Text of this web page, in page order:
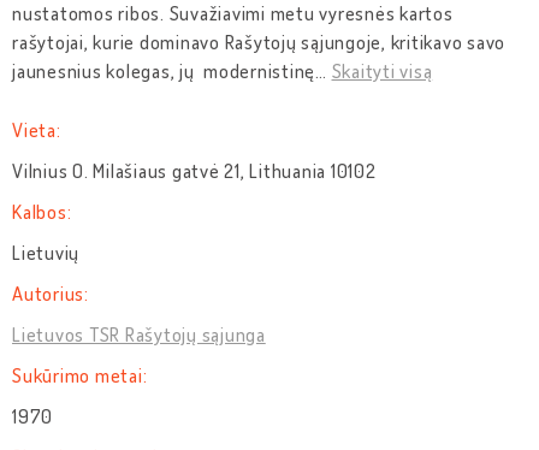
nustatomos ribos. Suvažiavimi metu vyresnės kartos
rašytojai, kurie dominavo Rašytojų sąjungoje, kritikavo savo
jaunesnius kolegas, jų modernistinę… Skaityti visą
Vieta:
Vilnius O. Milašiaus gatvė 21, Lithuania 10102
Kalbos:
Lietuvių
Autorius:
Lietuvos TSR Rašytojų sąjunga
Sukūrimo metai:
1970